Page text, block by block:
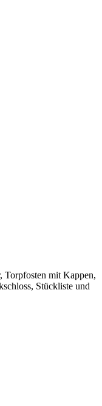
Torpfosten mit Kappen,
Stückliste und